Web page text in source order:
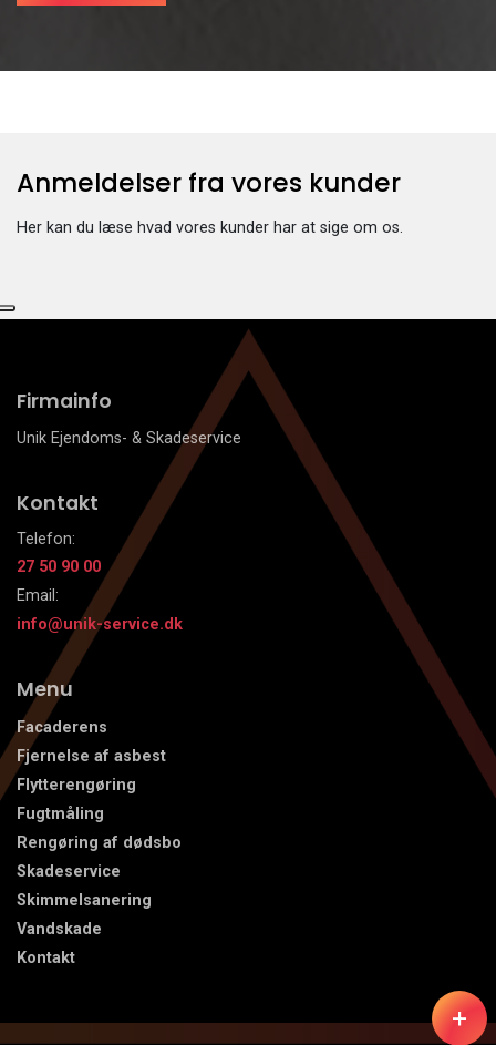
Anmeldelser fra vores kunder​
Her kan du læse hvad vores kunder har at sige om os.
Firmainfo
Unik Ejendoms- & Skadeservice
Kontakt
Telefon:
27 50 90 00
Email:
info@unik-service.dk
Menu
Facaderens
Fjernelse af asbest
Flytterengøring
Fugtmåling
Rengøring af dødsbo
Skadeservice
Skimmelsanering
Vandskade
Kontakt
+